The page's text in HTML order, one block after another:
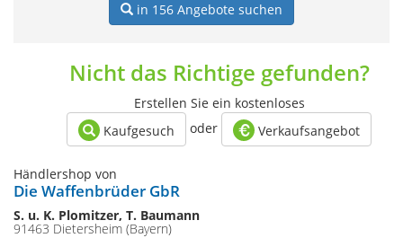
in 156 Angebote suchen
Nicht das Richtige gefunden?
Erstellen Sie ein kostenloses
Kaufgesuch
oder Verkaufsangebot
Händlershop von
Die Waffenbrüder GbR
S. u. K. Plomitzer, T. Baumann
91463 Dietersheim (Bayern)